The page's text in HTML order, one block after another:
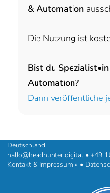
& Automation
Die Nutzung ist
Bist du
Automation?
Dann veröffentliche
Deutschland
hallo@headhunter.digital • +49
Kontakt & Impressum » •